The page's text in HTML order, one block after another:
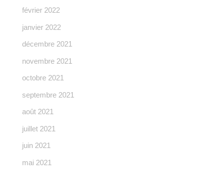
février 2022
janvier 2022
décembre 2021
novembre 2021
octobre 2021
septembre 2021
août 2021
juillet 2021
juin 2021
mai 2021